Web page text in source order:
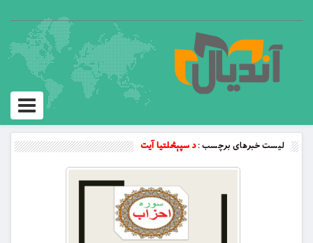
Toggle
لیست خبرهای برچسب :د سپېڅلتيا آيت